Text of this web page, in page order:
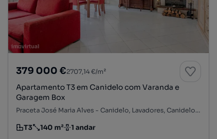
379 000 €2707,14 €/m²
Apartamento T3 em Canidelo com Varanda e
Garagem Box
Praceta José Maria Alves - Canidelo, Lavadores, Canidelo, Vila Nova de Gaia, Porto
Tipologia
T3
Preço por metro quadrado
140 m²
Andar 1 andar